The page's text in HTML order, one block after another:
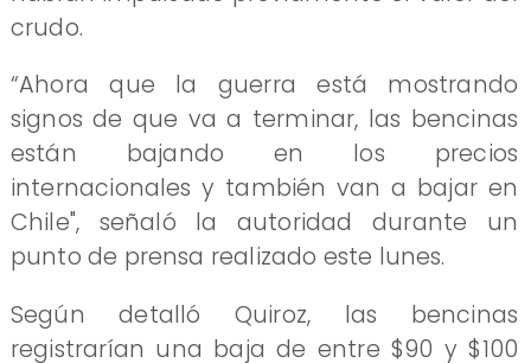
crudo.
“Ahora que la guerra está mostrando
signos de que va a terminar, las bencinas
están bajando en los precios
internacionales y también van a bajar en
Chile", señaló la autoridad durante un
punto de prensa realizado este lunes.
Según detalló Quiroz, las bencinas
registrarían una baja de entre $90 y $100